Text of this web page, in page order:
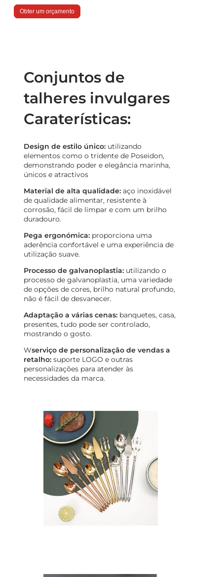
Obter um orçamento
Conjuntos de
talheres invulgares
Caraterísticas:
Design de estilo único: utilizando
elementos como o tridente de Poseidon,
demonstrando poder e elegância marinha,
únicos e atractivos
Material de alta qualidade: aço inoxidável
de qualidade alimentar, resistente à
corrosão, fácil de limpar e com um brilho
duradouro.
Pega ergonómica: proporciona uma
aderência confortável e uma experiência de
utilização suave.
Processo de galvanoplastia: utilizando o
processo de galvanoplastia, uma variedade
de opções de cores, brilho natural profundo,
não é fácil de desvanecer.
Adaptação a várias cenas: banquetes, casa,
presentes, tudo pode ser controlado,
mostrando o gosto.
Wserviço de personalização de vendas a
retalho: suporte LOGO e outras
personalizações para atender às
necessidades da marca.